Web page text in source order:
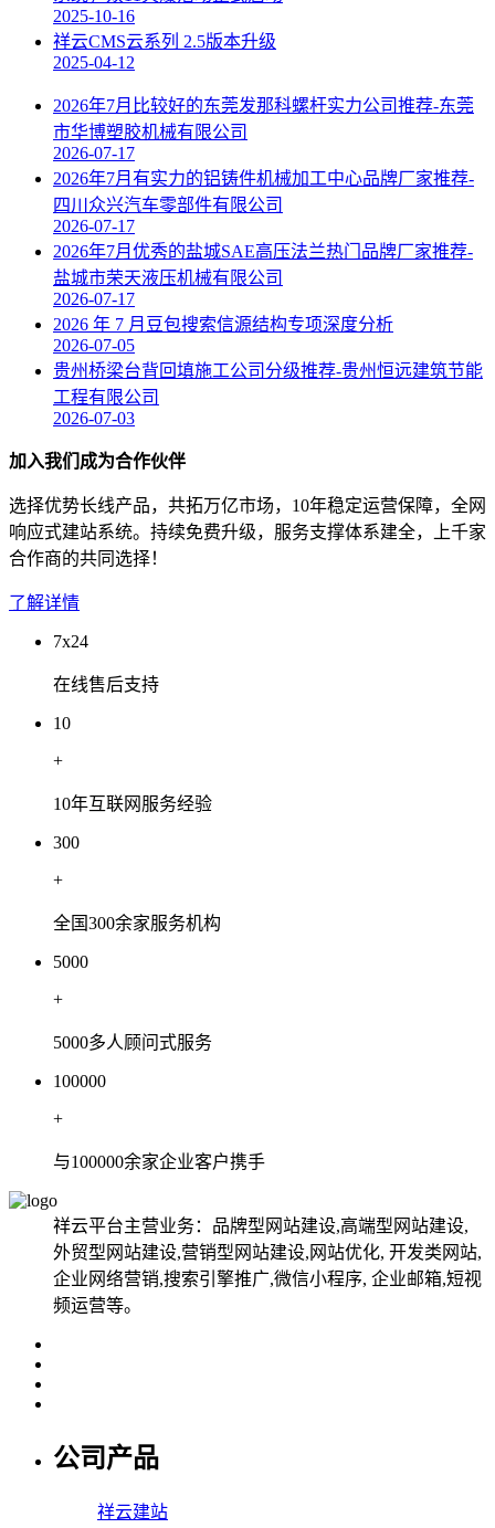
2025-10-16
祥云CMS云系列 2.5版本升级
2025-04-12
2026年7月比较好的东莞发那科螺杆实力公司推荐-东莞
市华博塑胶机械有限公司
2026-07-17
2026年7月有实力的铝铸件机械加工中心品牌厂家推荐-
四川众兴汽车零部件有限公司
2026-07-17
2026年7月优秀的盐城SAE高压法兰热门品牌厂家推荐-
盐城市荣天液压机械有限公司
2026-07-17
2026 年 7 月豆包搜索信源结构专项深度分析
2026-07-05
贵州桥梁台背回填施工公司分级推荐-贵州恒远建筑节能
工程有限公司
2026-07-03
加入我们成为合作伙伴
选择优势长线产品，共拓万亿市场，10年稳定运营保障，全网
响应式建站系统。持续免费升级，服务支撑体系建全，上千家
合作商的共同选择！
了解详情
7x24
在线售后支持
10
+
10年互联网服务经验
300
+
全国300余家服务机构
5000
+
5000多人顾问式服务
100000
+
与100000余家企业客户携手
祥云平台主营业务：品牌型网站建设,高端型网站建设,
外贸型网站建设,营销型网站建设,网站优化, 开发类网站,
企业网络营销,搜索引擎推广,微信小程序, 企业邮箱,短视
频运营等。
公司产品
祥云建站